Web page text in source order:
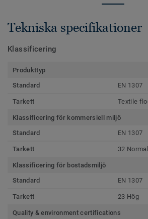
Tekniska specifikationer
Klassificering
Produkttyp
Standard
EN 1307
Tarkett Textile
Klassificering för kommersiell miljö
Standard
EN 1307
Tarkett 32
Klassificering för bostadsmiljö
Standard
EN 1307
Tarkett 23 Hög
Quality & environment certifications